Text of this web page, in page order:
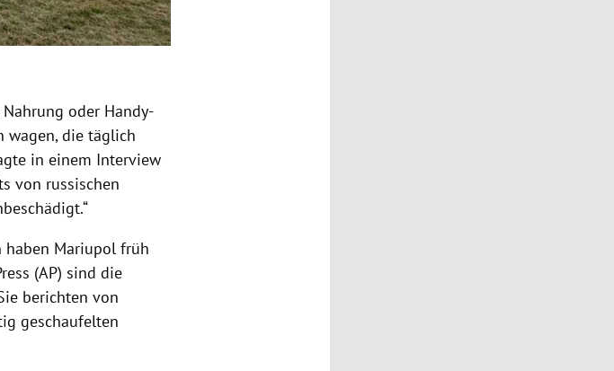
oder Handy-
wagen, die täglich
in einem Interview
von russischen
haben Mariupol früh
(AP) sind die
berichten von
geschaufelten